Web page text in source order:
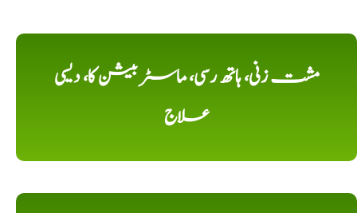
مشت زنی، ہاتھ رسی، ماسٹر بیشن کا، دیسی
علاج